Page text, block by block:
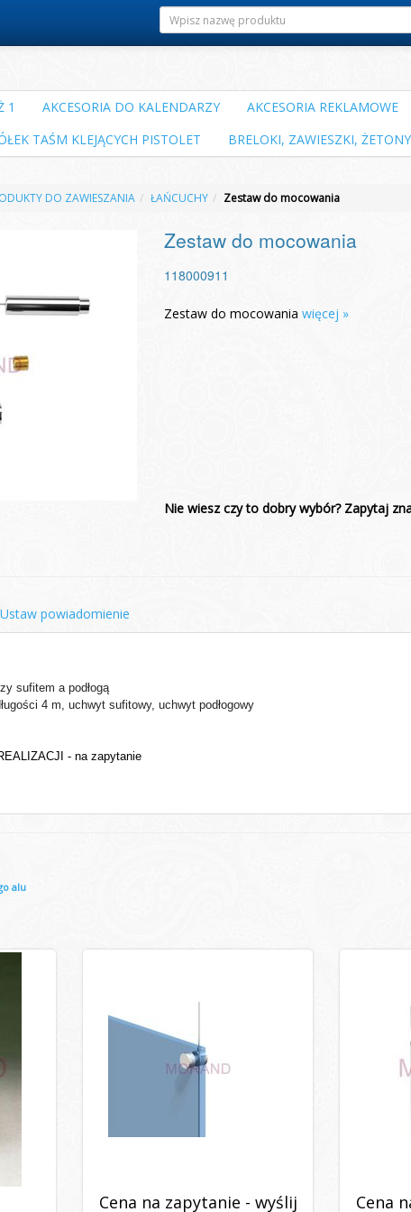
1 AKCESORIA DO KALENDARZY AKCESORIA REKLAMOWE
TAŚM KLEJĄCYCH PISTOLET
BRELOKI, ZAWIESZKI, ŻETONY
DO ZAWIESZANIA ŁAŃCUCHY Zestaw do mocowania
Zestaw do mocowania
118000911
Zestaw do mocowania więcej »
Nie wiesz czy to dobry wybór? Zapytaj
Ustaw powiadomienie
sufitem a podłogą
4 m, uchwyt sufitowy, uchwyt podłogowy
- na zapytanie
alu
Cena na zapytanie - wyślij Cena